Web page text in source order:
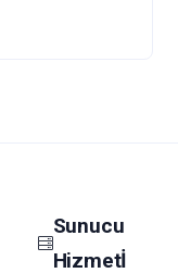
Sunucu
Hizmetİ